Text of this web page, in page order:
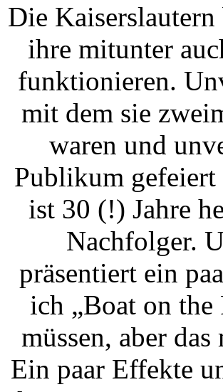
Die Kaiserslautern
ihre mitunter
funktionieren.
mit dem sie
waren und
Publikum
ist 30 (!) Jahre
Nachfolger.
präsentiert ein
ich „Boat on
müssen, aber
Ein paar Effekte